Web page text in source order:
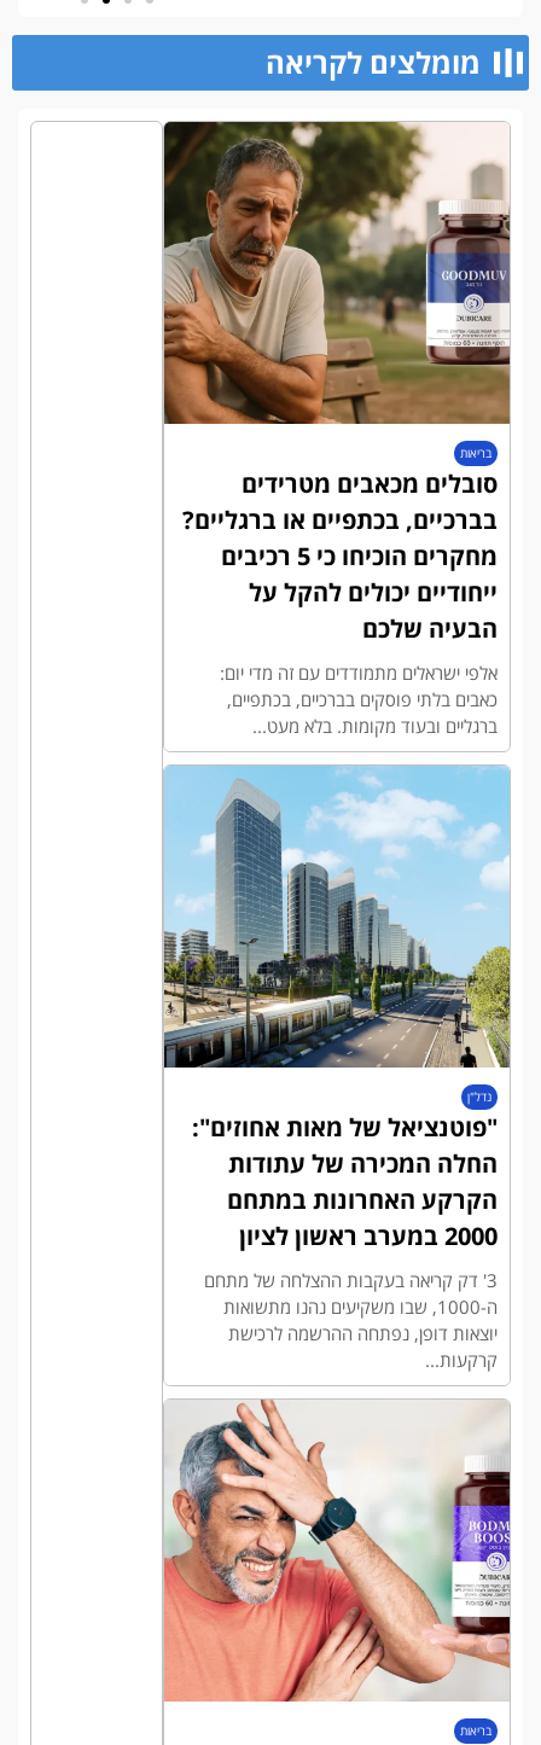
מומלצים לקריאה​
בריאות
סובלים מכאבים מטרידים
בברכיים, בכתפיים או ברגליים?
מחקרים הוכיחו כי 5 רכיבים
ייחודיים יכולים להקל על
הבעיה שלכם
אלפי ישראלים מתמודדים עם זה מדי יום:
כאבים בלתי פוסקים בברכיים, בכתפיים,
ברגליים ובעוד מקומות. בלא מעט...
נדל"ן
"פוטנציאל של מאות אחוזים":
החלה המכירה של עתודות
הקרקע האחרונות במתחם
2000 במערב ראשון לציון
3' דק קריאה בעקבות ההצלחה של מתחם
ה-1000, שבו משקיעים נהנו מתשואות
יוצאות דופן, נפתחה ההרשמה לרכישת
קרקעות...
בריאות